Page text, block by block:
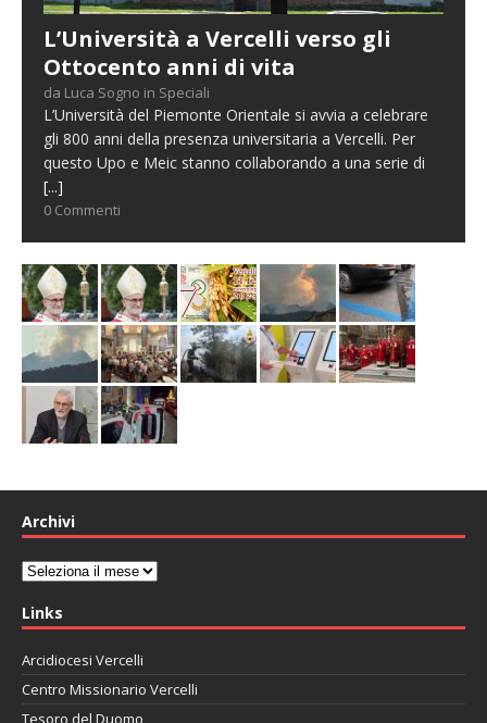
L’Università a Vercelli verso gli
Ottocento anni di vita
da Luca Sogno in Speciali
L’Università del Piemonte Orientale si avvia a celebrare
gli 800 anni della presenza universitaria a Vercelli. Per
questo Upo e Meic stanno collaborando a una serie di
[...]
0 Commenti
Archivi
Archivi
Links
Arcidiocesi Vercelli
Centro Missionario Vercelli
Tesoro del Duomo